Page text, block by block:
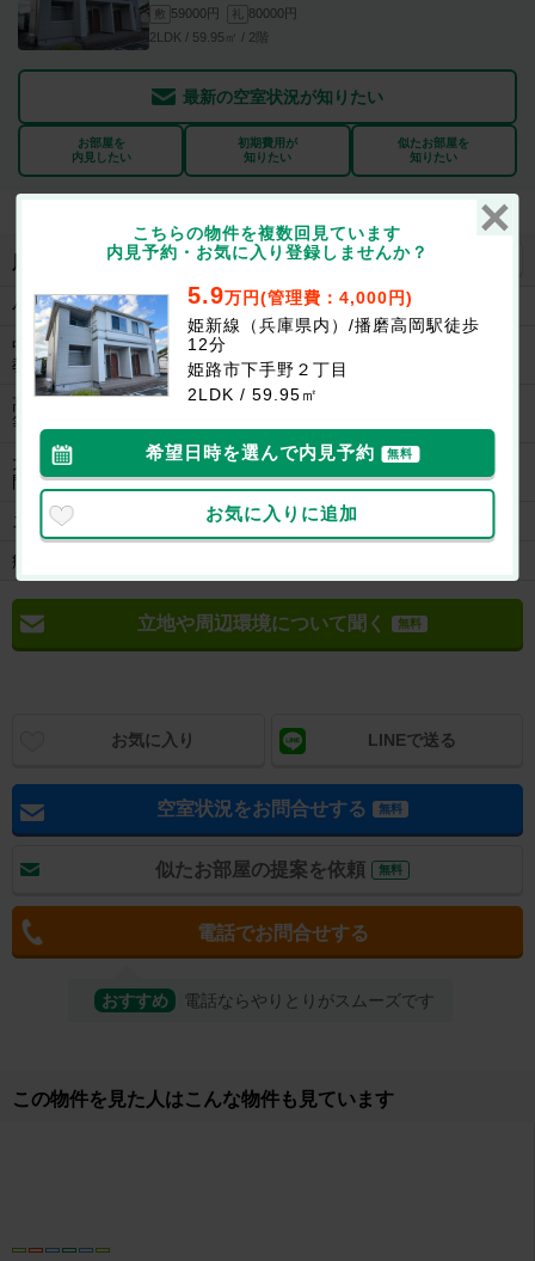
敷 59000円 礼
80000円
2LDK / 59.95㎡ / 2階
最新の空室状況が知りたい
お部屋を
内見したい
初期費用が
知りたい
似たお部屋を
知りたい
小学校 まで700m:姫路市立高岡西小学校
中学校/中等
教育学校
まで1800m:姫路市立高丘中学校
高等学校/高
等専門学校
大学/短大/専
門学校
まで3900m:兵庫県立大学 姫路環境人間キャンパ
ス 研究棟Ⅴ
スーパー まで300m:業務スーパー 下手野店
病院
立地や周辺環境について聞く 無料
お気に入り LINEで送る
空室状況をお問合せする 無料
似たお部屋の提案を依頼 無料
電話でお問合せする
おすすめ 電話ならやりとりがスムーズです
取り扱い店舗
こちらの物件を複数回見ています
内見予約・お気に入り登録しませんか？
5.9万円(管理費：4,000円)
姫新線（兵庫県内）/播磨高岡駅徒歩
12分
姫路市下手野２丁目
2LDK / 59.95㎡
希望日時を選んで内見予約 無料
お気に入りに追加